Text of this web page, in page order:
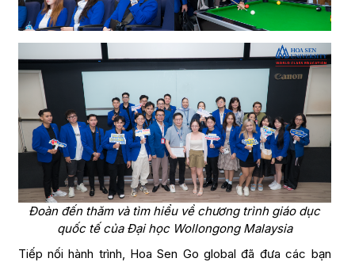
Đoàn đến thăm và tìm hiểu về chương trình giáo dục
quốc tế của Đại học Wollongong Malaysia
Tiếp nối hành trình, Hoa Sen Go global đã đưa các bạn